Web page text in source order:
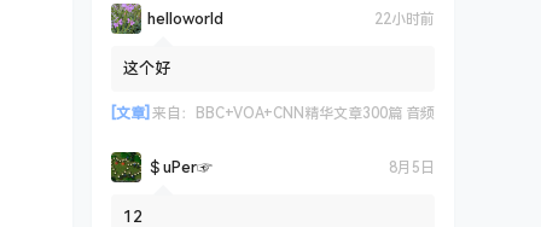
helloworld 22小时前
这个好
[文章] 来自： BBC+VOA+CNN精华文章300篇 音频
＄uΡer☞ 8月5日
12